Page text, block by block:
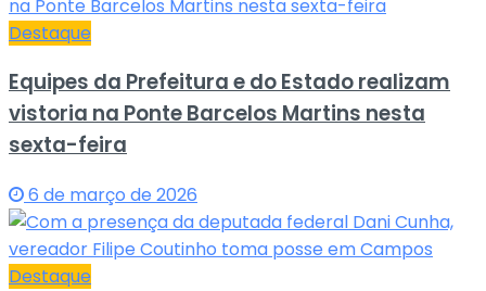
Destaque
Equipes da Prefeitura e do Estado realizam
vistoria na Ponte Barcelos Martins nesta
sexta-feira
6 de março de 2026
Destaque